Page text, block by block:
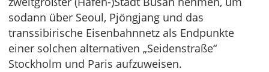
sodann über Seoul, Pjöngjang und das
transsibirische Eisenbahnnetz als Endpunkte
einer solchen alternativen „Seidenstraße“
Stockholm und Paris aufzuweisen.